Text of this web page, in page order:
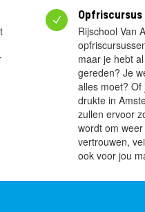
N
Opfriscursus
Rijschool Van
maar je hebt
gereden? Je
alles moet?
drukte in
zullen ervoor
wordt om
vertrouwen,
ook voor jou